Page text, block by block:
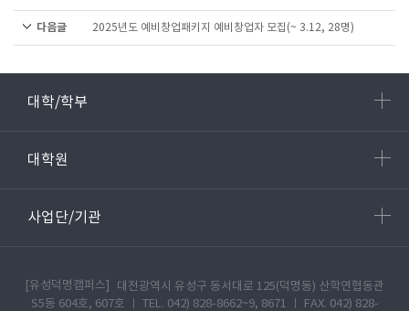
다음글 2025년도 예비창업패키지 예비창업자 모집(~ 3.12, 28명)
대학/학부
대학원
사업단/기관
[유성덕명캠퍼스]
대전광역시 유성구 동서대로 125(덕명동) 산학연협동관
S5동 604호, 607호 ㅣ TEL. 042) 828-8662~9, 8671 ㅣ FAX. 042) 828-